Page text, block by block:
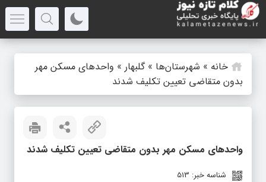
خانه » شهرستان‌ها »گلبهار » واحدهای مسکن مهر
بدون متقاضی تعیین تکلیف شدند
واحدهای مسکن مهر بدون متقاضی تعیین تکلیف شدند
شناسه خبر: 513